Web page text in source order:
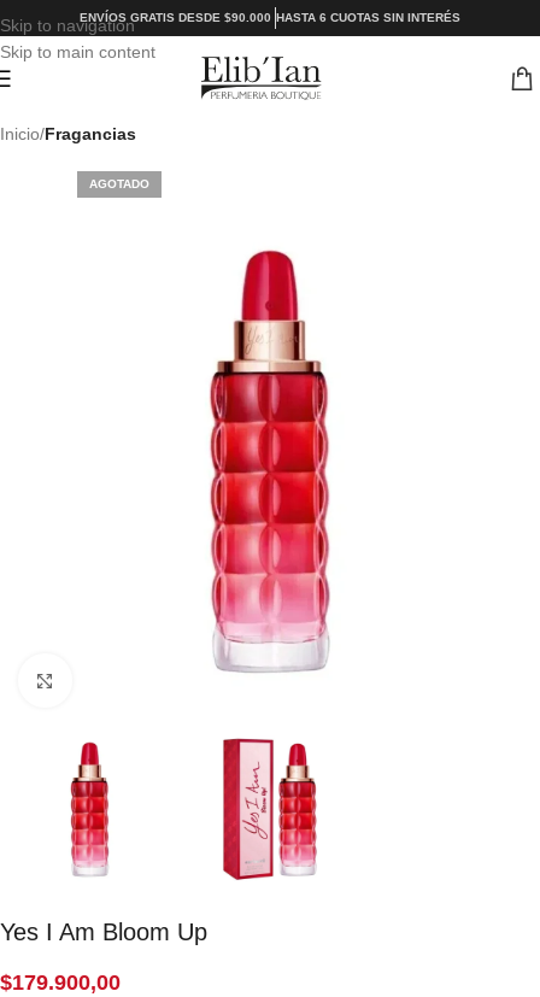
Skip to navigation
Skip to main content
ENVÍOS GRATIS DESDE $90.000 HASTA 6 CUOTAS SIN INTERÉS
Inicio Fragancias
AGOTADO
Yes I Am Bloom Up
$179.900,00